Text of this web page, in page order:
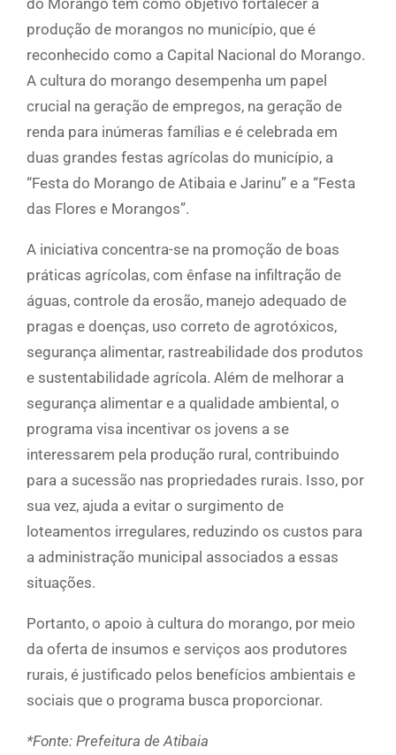
produção de morangos no município, que é
reconhecido como a Capital Nacional do Morango.
A cultura do morango desempenha um papel
crucial na geração de empregos, na geração de
renda para inúmeras famílias e é celebrada em
duas grandes festas agrícolas do município, a
“Festa do Morango de Atibaia e Jarinu” e a “Festa
das Flores e Morangos”.
A iniciativa concentra-se na promoção de boas
práticas agrícolas, com ênfase na infiltração de
águas, controle da erosão, manejo adequado de
pragas e doenças, uso correto de agrotóxicos,
segurança alimentar, rastreabilidade dos produtos
e sustentabilidade agrícola. Além de melhorar a
segurança alimentar e a qualidade ambiental, o
programa visa incentivar os jovens a se
interessarem pela produção rural, contribuindo
para a sucessão nas propriedades rurais. Isso, por
sua vez, ajuda a evitar o surgimento de
loteamentos irregulares, reduzindo os custos para
a administração municipal associados a essas
situações.
Portanto, o apoio à cultura do morango, por meio
da oferta de insumos e serviços aos produtores
rurais, é justificado pelos benefícios ambientais e
sociais que o programa busca proporcionar.
*Fonte: Prefeitura de Atibaia